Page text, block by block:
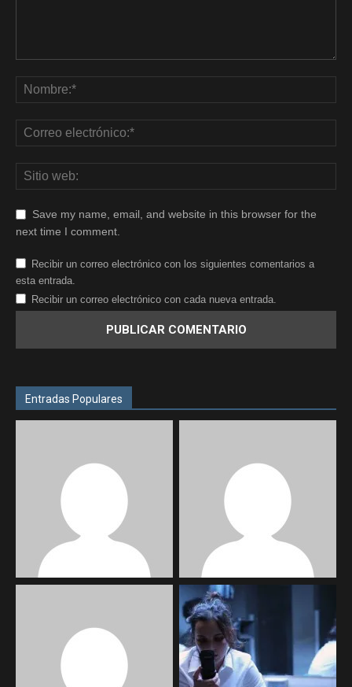
Save my name, email, and website in this browser for the
next time I comment.
Recibir un correo electrónico con los siguientes comentarios a
esta entrada.
Recibir un correo electrónico con cada nueva entrada.
Entradas Populares